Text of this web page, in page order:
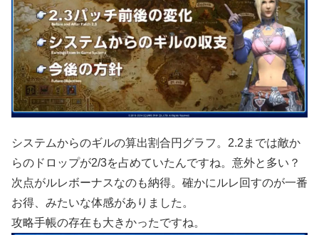
システムからのギルの算出割合円グラフ。2.2までは敵か
らのドロップが2/3を占めていたんですね。意外と多い？
次点がルレボーナスなのも納得。確かにルレ回すのが一番
お得、みたいな体感がありました。
攻略手帳の存在も大きかったですね。